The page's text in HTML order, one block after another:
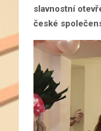
slavnostní
české